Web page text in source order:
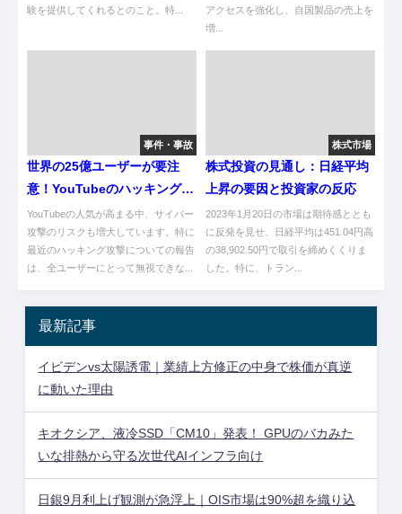
験を提供してくれるとのこと。特...
アクセスを強化し、自国製品の売上を
増...
事件・事故
世界の25億ユーザーが要注
意！YouTubeのハッキング手
口とは？
YouTubeの人気が高まる中、サイバー
攻撃のリスクも増大しています。特に
最近のハッキング攻撃についての報告
は、全ユーザーにとって無視できな...
株式市場
株式投資の見通し：日経平均
上昇の要因と投資家の反応
2023年1月20日の市場は期待感ととも
に反発を見せ、日経平均は451.04円高
の38,902.50円で取引を締めくくりま
した。特に、トラン...
最新記事
イビデンvs太陽誘電｜業績上方修正の中身で株価が真逆
に動いた理由
キオクシア、液冷SSD「CM10」発表！ GPUのバカみた
いな排熱から守る次世代AIインフラ向け
日銀9月利上げ観測が急浮上｜OIS市場は90%超を織り込